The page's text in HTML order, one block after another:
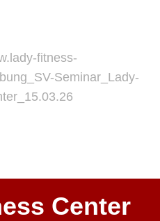
Center